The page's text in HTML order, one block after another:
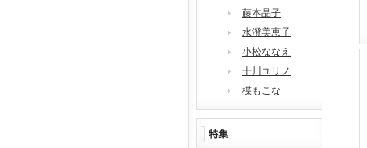
藤本晶子
水澄美恵子
小松ななえ
十川ユリノ
楪もこな
特集